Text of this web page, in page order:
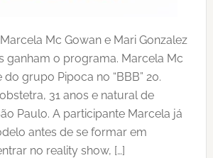
Mc Gowan e Mari Gonzalez
ganham o programa. Marcela Mc
grupo Pipoca no “BBB” 20.
31 anos e natural de
Paulo. A participante Marcela já
antes de se formar em
no reality show, […]